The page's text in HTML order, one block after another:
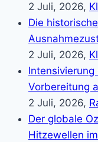
2 Juli, 2026,
Die
2 Juli, 2026,
Vorbereitung
2 Juli, 2026,
Der globale
Hitzewellen